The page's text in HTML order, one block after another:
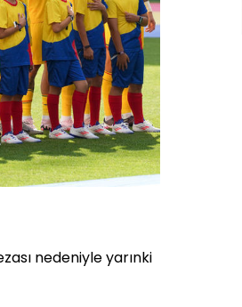
nedeniyle yarınki